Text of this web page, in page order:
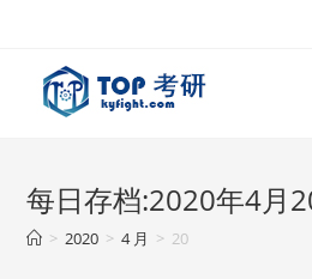
每日存档:2020年4月
> 2020 > 4 月 > 20